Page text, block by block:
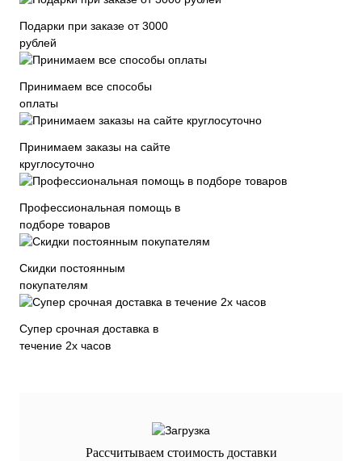
Подарки при заказе от 3000
рублей
Принимаем все способы
оплаты
Принимаем заказы на сайте
круглосуточно
Профессиональная помощь в
подборе товаров
Скидки постоянным
покупателям
Супер срочная доставка в
течение 2х часов
Рассчитываем стоимость доставки